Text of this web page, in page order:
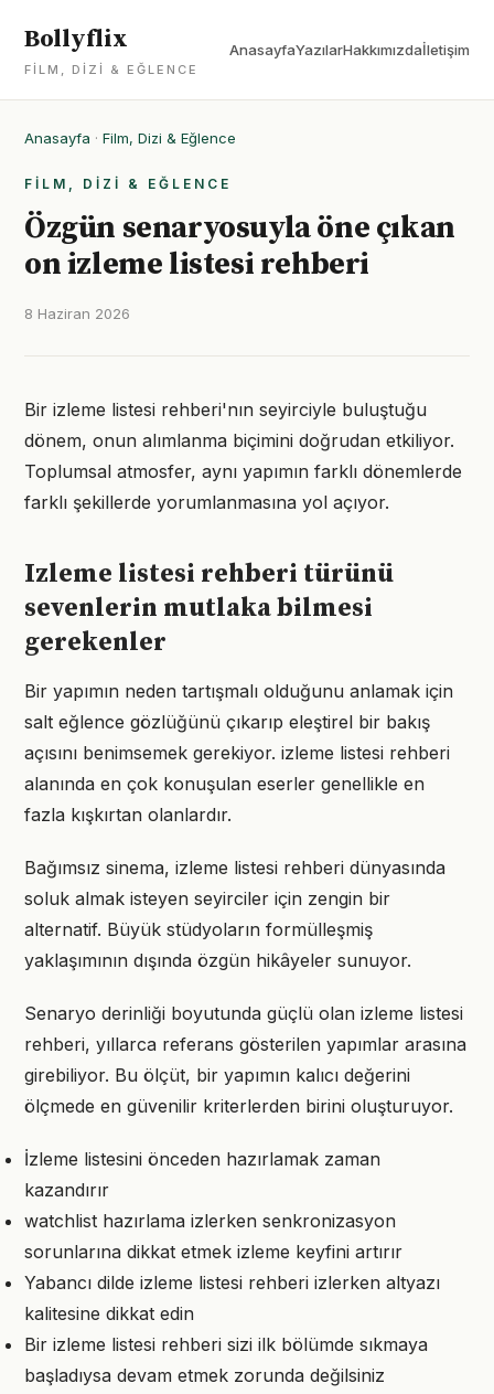
Bollyflix
FILM, DIZI & EĞLENCE
AnasayfaYazılarHakkımızdaİletişim
Anasayfa · Film, Dizi & Eğlence
FILM, DIZI & EĞLENCE
Özgün senaryosuyla öne çıkan
on izleme listesi rehberi
8 Haziran 2026
Bir izleme listesi rehberi'nın seyirciyle buluştuğu
dönem, onun alımlanma biçimini doğrudan etkiliyor.
Toplumsal atmosfer, aynı yapımın farklı dönemlerde
farklı şekillerde yorumlanmasına yol açıyor.
Izleme listesi rehberi türünü
sevenlerin mutlaka bilmesi
gerekenler
Bir yapımın neden tartışmalı olduğunu anlamak için
salt eğlence gözlüğünü çıkarıp eleştirel bir bakış
açısını benimsemek gerekiyor. izleme listesi rehberi
alanında en çok konuşulan eserler genellikle en
fazla kışkırtan olanlardır.
Bağımsız sinema, izleme listesi rehberi dünyasında
soluk almak isteyen seyirciler için zengin bir
alternatif. Büyük stüdyoların formülleşmiş
yaklaşımının dışında özgün hikâyeler sunuyor.
Senaryo derinliği boyutunda güçlü olan izleme listesi
rehberi, yıllarca referans gösterilen yapımlar arasına
girebiliyor. Bu ölçüt, bir yapımın kalıcı değerini
ölçmede en güvenilir kriterlerden birini oluşturuyor.
İzleme listesini önceden hazırlamak zaman
kazandırır
watchlist hazırlama izlerken senkronizasyon
sorunlarına dikkat etmek izleme keyfini artırır
Yabancı dilde izleme listesi rehberi izlerken altyazı
kalitesine dikkat edin
Bir izleme listesi rehberi sizi ilk bölümde sıkmaya
başladıysa devam etmek zorunda değilsiniz